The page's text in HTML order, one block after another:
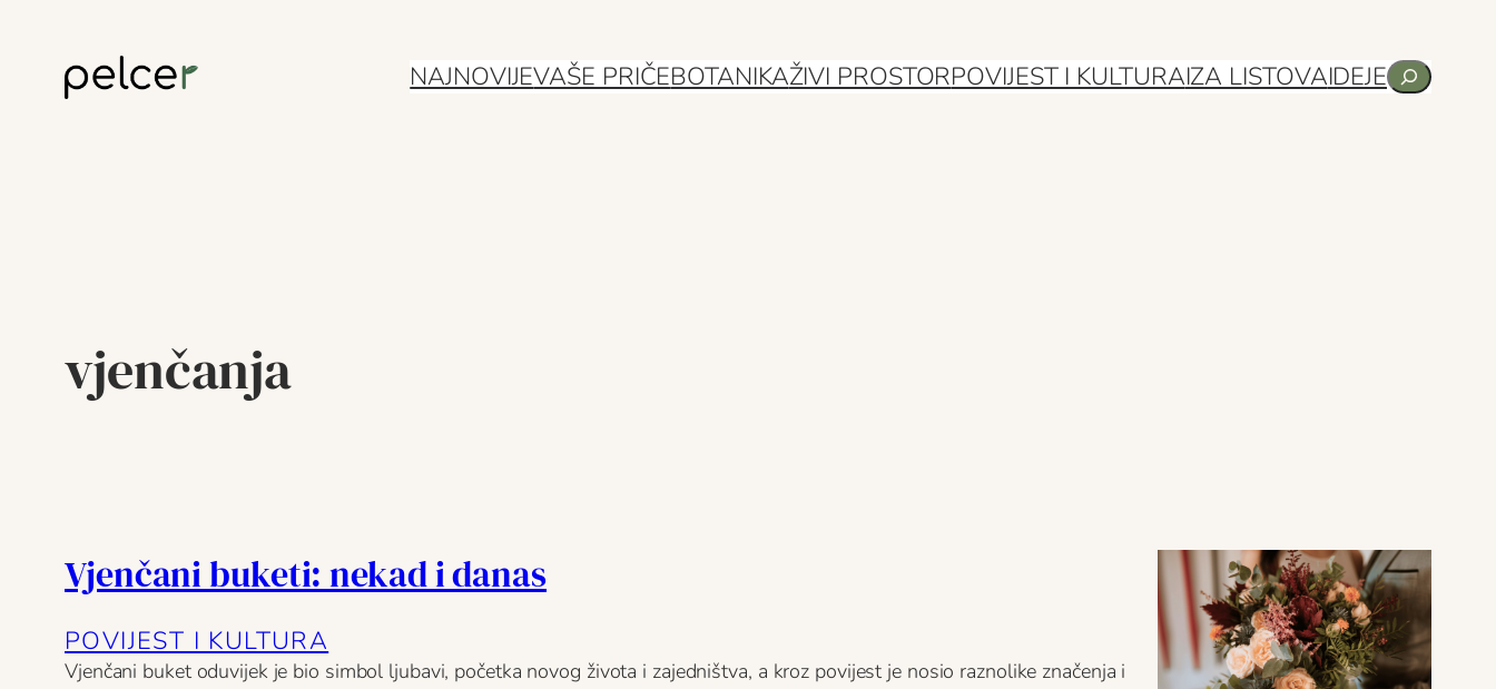
NAJNOVIJEVAŠE PRIČEBOTANIKAŽIVI PROSTORPOVIJEST I KULTURAIZA LISTOVAIDEJEPretraga
vjenčanja
Vjenčani buketi: nekad i danas
POVIJEST I KULTURA
Vjenčani buket oduvijek je bio simbol ljubavi, početka novog života i zajedništva, a kroz povijest je nosio raznolike značenja i